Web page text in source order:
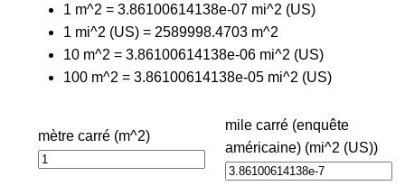
1 m^2 = 3.86100614138e-07 mi^2 (US)
1 mi^2 (US) = 2589998.4703 m^2
10 m^2 = 3.86100614138e-06 mi^2 (US)
100 m^2 = 3.86100614138e-05 mi^2 (US)
mètre carré (m^2)
mile carré (enquête
américaine) (mi^2 (US))